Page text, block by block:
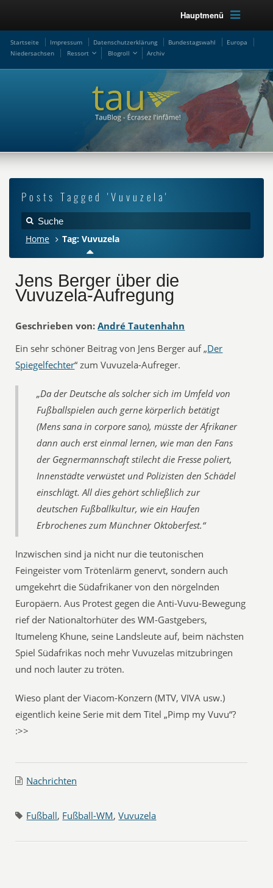
Hauptmenü
Startseite Impressum Datenschutzerklärung Bundestagswahl
Europa
Niedersachsen
Ressort Blogroll Archiv
Posts Tagged 'Vuvuzela'
Home Tag: Vuvuzela
Jens Berger über die
Vuvuzela-Aufregung
Geschrieben von: André Tautenhahn
Ein sehr schöner Beitrag von Jens Berger auf „Der
Spiegelfechter“ zum Vuvuzela-Aufreger.
„Da der Deutsche als solcher sich im Umfeld von
Fußballspielen auch gerne körperlich betätigt
(Mens sana in corpore sano), müsste der Afrikaner
dann auch erst einmal lernen, wie man den Fans
der Gegnermannschaft stilecht die Fresse poliert,
Innenstädte verwüstet und Polizisten den Schädel
einschlägt. All dies gehört schließlich zur
deutschen Fußballkultur, wie ein Haufen
Erbrochenes zum Münchner Oktoberfest.“
Inzwischen sind ja nicht nur die teutonischen
Feingeister vom Trötenlärm genervt, sondern auch
umgekehrt die Südafrikaner von den nörgelnden
Europäern. Aus Protest gegen die Anti-Vuvu-Bewegung
rief der Nationaltorhüter des WM-Gastgebers,
Itumeleng Khune, seine Landsleute auf, beim nächsten
Spiel Südafrikas noch mehr Vuvuzelas mitzubringen
und noch lauter zu tröten.
Wieso plant der Viacom-Konzern (MTV, VIVA usw.)
eigentlich keine Serie mit dem Titel „Pimp my Vuvu“?
:>>
Nachrichten
Fußball, Fußball-WM,Vuvuzela